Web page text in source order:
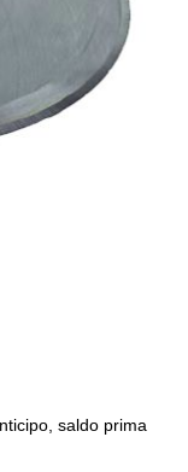
saldo prima